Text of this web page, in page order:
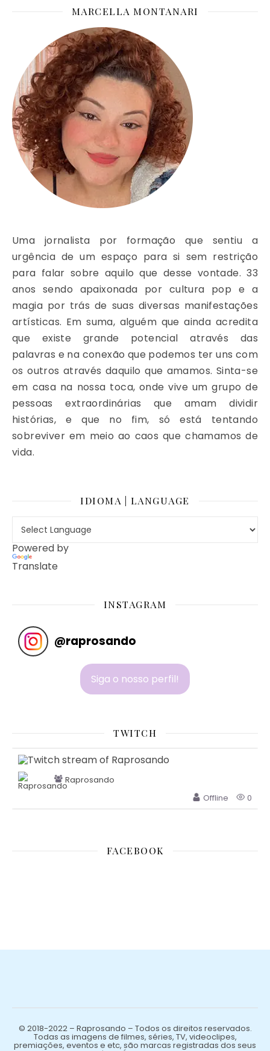
MARCELLA MONTANARI
Uma jornalista por formação que sentiu a
urgência de um espaço para si sem restrição
para falar sobre aquilo que desse vontade. 33
anos sendo apaixonada por cultura pop e a
magia por trás de suas diversas manifestações
artísticas. Em suma, alguém que ainda acredita
que existe grande potencial através das
palavras e na conexão que podemos ter uns com
os outros através daquilo que amamos. Sinta-se
em casa na nossa toca, onde vive um grupo de
pessoas extraordinárias que amam dividir
histórias, e que no fim, só está tentando
sobreviver em meio ao caos que chamamos de
vida.
IDIOMA | LANGUAGE
Powered by
Translate
INSTAGRAM
@raprosando
Siga o nosso perfil!
TWITCH
Raprosando
Offline
0
FACEBOOK
© 2018-2022 – Raprosando – Todos os direitos reservados.
Todas as imagens de filmes, séries, TV, videoclipes,
premiações, eventos e etc, são marcas registradas dos seus